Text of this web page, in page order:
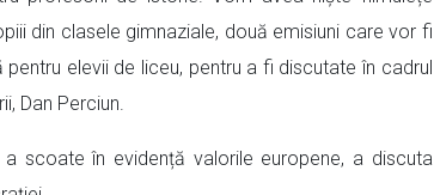
din clasele gimnaziale, două emisiuni care vor fi
elevii de liceu, pentru a fi discutate în cadrul
Dan Perciun.
scoate în evidență valorile europene, a discuta